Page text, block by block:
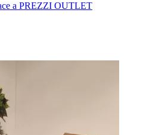
a PREZZI OUTLET